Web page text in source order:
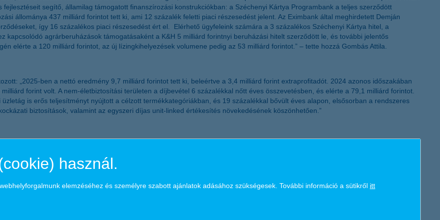
segítő, államilag támogatott finanszírozási konstrukciókban: a Széchenyi Kártya Programbank a teljes szerződött
állománya 437 milliárd forintot tett ki, ami 12 százalék feletti piaci részesedést jelent. Az Eximbank által meghirdetett Demján
így 16 százalékos piaci részesedést ért el. Elérhető ügyfeleink számára a 3 százalékos Széchenyi Kártya hitel, a
kapcsolódó agrárberuházások támogatásaként a K&H 5 milliárd forintnyi beruházási hitelt szerződött le, és további jelentős
elérte a 120 milliárd forintot, az új lízingkihelyezések volumene pedig az 53 milliárd forintot.” – tette hozzá Gombás Attila.
„2025-ben a nettó eredmény 9,7 milliárd forintot tett ki, beleértve a 3,4 milliárd forint extraprofitadót. 2024 azonos időszakában
forint volt. A nem-életbiztosítási területen a díjbevétel 6 százalékkal nőtt éves összevetésben, és elérte a 79,1 milliárd forintot.
is erős teljesítményt nyújtott a célzott termékkategóriákban, és 19 százalékkal bővült éves alapon, elsősorban a rendszeres
biztosítások, valamint az egyszeri díjas unit-linked értékesítés növekedésének köszönhetően.”
ben 1,7 millió beszélgetést folytatott le. Néhány kattintással a mindennapi pénzügyek könnyen és gyorsan intézhetőek a K&H
automatikusan meghosszabbítani a parkolást. A havi mobilbanki belépések száma meghaladja a 14 milliót, az ügyfelek pedig
használ.
elemzéséhez és személyre szabott ajánlatok adásához szükségesek. További információ a sütikről itt